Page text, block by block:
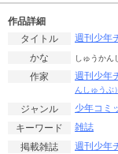
作品詳細
タイトル
週刊少年
かな
しゅうかん
作家 週刊少年
んしゅうぶ）
ジャンル 少年コミ
キーワード
雑誌
掲載雑誌
週刊少年